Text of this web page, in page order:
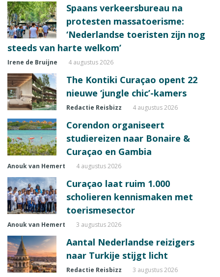
Spaans verkeersbureau na
protesten massatoerisme:
‘Nederlandse toeristen zijn nog
steeds van harte welkom’
Irene de Bruijne 4 augustus 2026
The Kontiki Curaçao opent 22
nieuwe ‘jungle chic’-kamers
Redactie Reisbizz 4 augustus 2026
Corendon organiseert
studiereizen naar Bonaire &
Curaçao en Gambia
Anouk van Hemert 4 augustus 2026
Curaçao laat ruim 1.000
scholieren kennismaken met
toerismesector
Anouk van Hemert 3 augustus 2026
Aantal Nederlandse reizigers
naar Turkije stijgt licht
Redactie Reisbizz 3 augustus 2026